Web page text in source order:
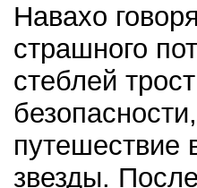
Навахо
страшного
стеблей
путешествие
звезды.